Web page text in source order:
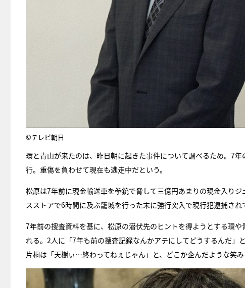
©テレビ朝日
環と青山が来たのは、昨日朝に起きた事件について調べるため。7
行。重傷を負わせて現在も逃走中だという。
松原は7年前に現金輸送車を拳銃で脅して三億円あまりの現金入り
スストアで6時間に及ぶ籠城を行った末に強行突入で現行犯逮捕され
7年前の捜査資料を基に、松原の潜伏先のヒントを得ようとする環
れる。2人に「7年も前の捜査記録なんかアテにしてどうするんだ
片桐は「天樹ぃ…終わってねぇじゃん」と、どこか企んだような笑